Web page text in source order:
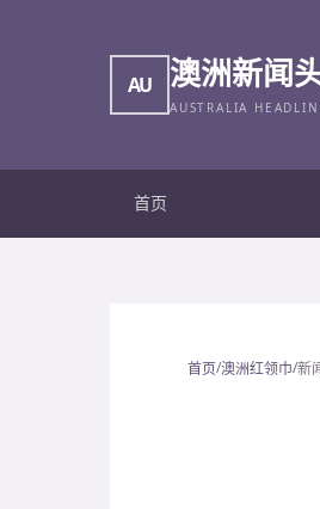
AU 澳洲新闻
AUSTRALIA
首页
首页/澳洲红领巾/新